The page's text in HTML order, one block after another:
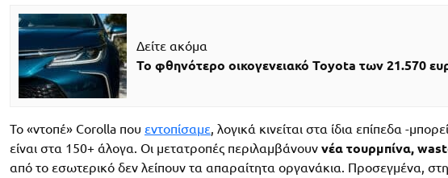
Δείτε ακόμα
Το φθηνότερο οικογενειακό Toyota των 21.570
Το «ντοπέ» Corolla που εντοπίσαμε, λογικά κινείται στα ίδια επίπεδα -
είναι στα 150+ άλογα. Οι μετατροπές περιλαμβάνουν νέα τουρμπίνα,
από το εσωτερικό δεν λείπουν τα απαραίτητα οργανάκια. Προσεγμένα,